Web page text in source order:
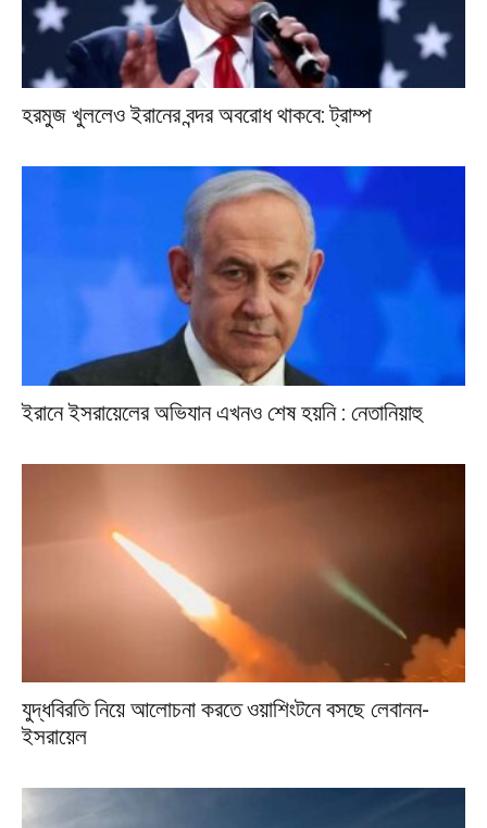
হরমুজ খুললেও ইরানের বন্দর অবরোধ থাকবে: ট্রাম্প
ইরানে ইসরায়েলের অভিযান এখনও শেষ হয়নি : নেতানিয়াহু
যুদ্ধবিরতি নিয়ে আলোচনা করতে ওয়াশিংটনে বসছে লেবানন-
ইসরায়েল